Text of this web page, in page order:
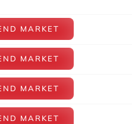
MARKET
MARKET
MARKET
MARKET